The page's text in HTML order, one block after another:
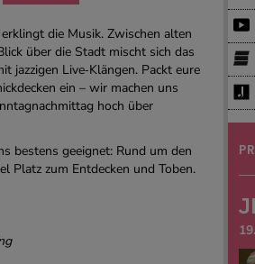
die Musik. Zwischen alten
über die Stadt mischt sich das
jazzigen Live‑Klängen. Packt eure
ein – wir machen uns
hoch über
bestens geeignet: Rund um den
Platz zum Entdecken und Toben.